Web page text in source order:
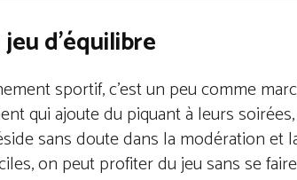
d’équilibre
sportif, c’est un peu comme
qui ajoute du piquant à leurs
sans doute dans la modération
on peut profiter du jeu sans se